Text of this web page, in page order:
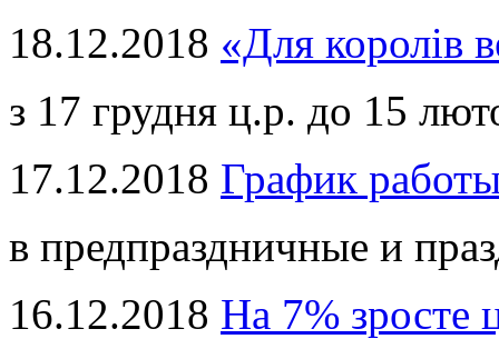
18.12.2018 «Для королів
з 17 грудня ц.р. до 15
17.12.2018 График
в предпраздничные и
16.12.2018 На 7% зросте